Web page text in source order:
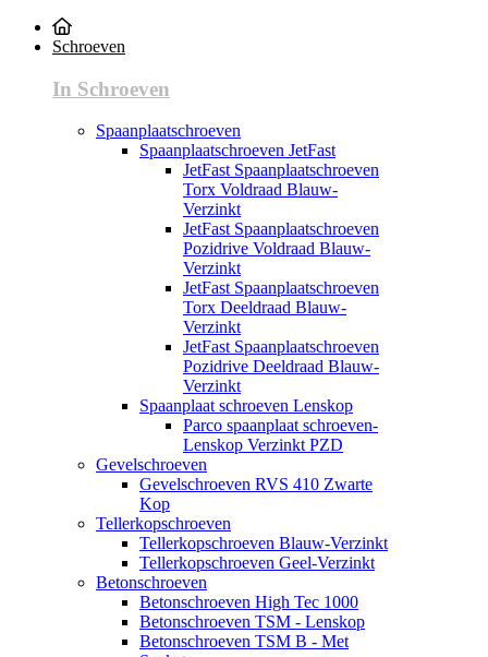
Schroeven
In Schroeven
Spaanplaatschroeven
Spaanplaatschroeven JetFast
JetFast Spaanplaatschroeven
Torx Voldraad Blauw-
Verzinkt
JetFast Spaanplaatschroeven
Pozidrive Voldraad Blauw-
Verzinkt
JetFast Spaanplaatschroeven
Torx Deeldraad Blauw-
Verzinkt
JetFast Spaanplaatschroeven
Pozidrive Deeldraad Blauw-
Verzinkt
Spaanplaat schroeven Lenskop
Parco spaanplaat schroeven-
Lenskop Verzinkt PZD
Gevelschroeven
Gevelschroeven RVS 410 Zwarte
Kop
Tellerkopschroeven
Tellerkopschroeven Blauw-Verzinkt
Tellerkopschroeven Geel-Verzinkt
Betonschroeven
Betonschroeven High Tec 1000
Betonschroeven TSM - Lenskop
Betonschroeven TSM B - Met